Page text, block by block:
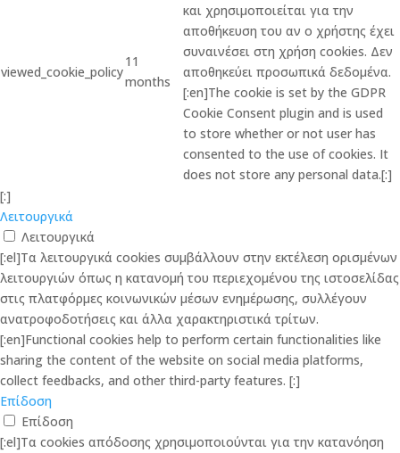
viewed_cookie_policy
11
months
και χρησιμοποιείται για την
αποθήκευση του αν ο χρήστης έχει
συναινέσει στη χρήση cookies. Δεν
αποθηκεύει προσωπικά δεδομένα.
[:en]The cookie is set by the GDPR
Cookie Consent plugin and is used
to store whether or not user has
consented to the use of cookies. It
does not store any personal data.[:]
[:]
Λειτουργικά
Λειτουργικά
[:el]Τα λειτουργικά cookies συμβάλλουν στην εκτέλεση ορισμένων
λειτουργιών όπως η κατανομή του περιεχομένου της ιστοσελίδας
στις πλατφόρμες κοινωνικών μέσων ενημέρωσης, συλλέγουν
ανατροφοδοτήσεις και άλλα χαρακτηριστικά τρίτων.
[:en]Functional cookies help to perform certain functionalities like
sharing the content of the website on social media platforms,
collect feedbacks, and other third-party features. [:]
Επίδοση
Επίδοση
[:el]Τα cookies απόδοσης χρησιμοποιούνται για την κατανόηση